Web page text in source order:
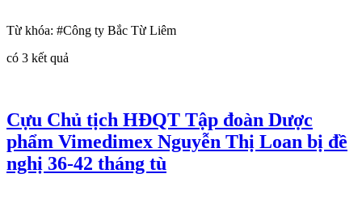
Từ khóa: #Công ty Bắc Từ Liêm
có 3 kết quả
Cựu Chủ tịch HĐQT Tập đoàn Dược
phẩm Vimedimex Nguyễn Thị Loan bị đề
nghị 36-42 tháng tù